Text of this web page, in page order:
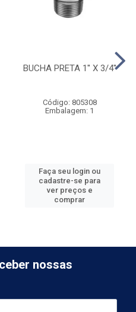
BUCHA PRETA 1'' X 3/4''
Código: 805308
Embalagem: 1
Faça seu login ou
cadastre-se para
ver preços e
comprar
nossas